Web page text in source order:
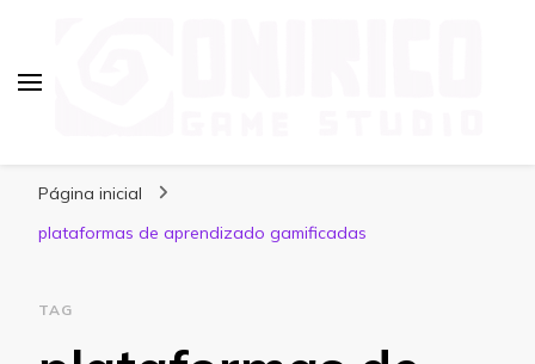
Página inicial
plataformas de aprendizado gamificadas
TAG